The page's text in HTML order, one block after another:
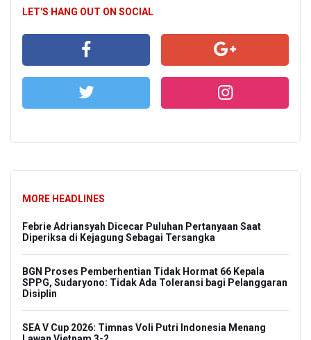
LET'S HANG OUT ON SOCIAL
MORE HEADLINES
Febrie Adriansyah Dicecar Puluhan Pertanyaan Saat
Diperiksa di Kejagung Sebagai Tersangka
BGN Proses Pemberhentian Tidak Hormat 66 Kepala
SPPG, Sudaryono: Tidak Ada Toleransi bagi Pelanggaran
Disiplin
SEA V Cup 2026: Timnas Voli Putri Indonesia Menang